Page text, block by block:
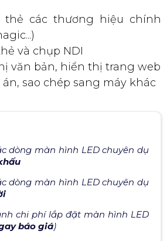
thẻ các thương hiệu chính
và chụp NDI
văn bản, hiển thị trang web
sao chép sang máy khác
dòng màn hình LED chuyên dụ
dòng màn hình LED chuyên dụ
chi phí lắp đặt màn hình LED
báo giá)